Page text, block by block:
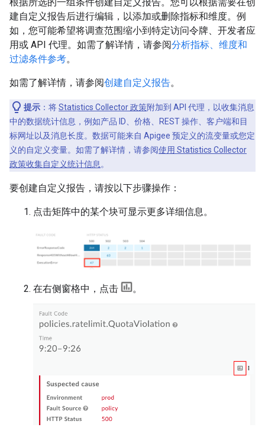
建自定义报告后进行编辑，以添加或删除指标和维度。例
如，您可能希望将调查范围缩小到特定访问令牌、开发者应
用或 API 代理。如需了解详情，请参阅分析指标、维度和
过滤条件参考。
如需了解详情，请参阅创建自定义报告。
提示 ：将Statistics Collector 政策附加到 API 代理，以收集消息
中的数据统计信息，例如产品 ID、价格、REST 操作、客户端和目
标网址以及消息长度。数据可能来自 Apigee 预定义的流变量或您定
义的自定义变量。如需了解详情，请参阅使用 Statistics Collector
政策收集自定义统计信息 。
要创建自定义报告，请按以下步骤操作：
点击矩阵中的某个块可显示更多详细信息。
在右侧窗格中，点击 。